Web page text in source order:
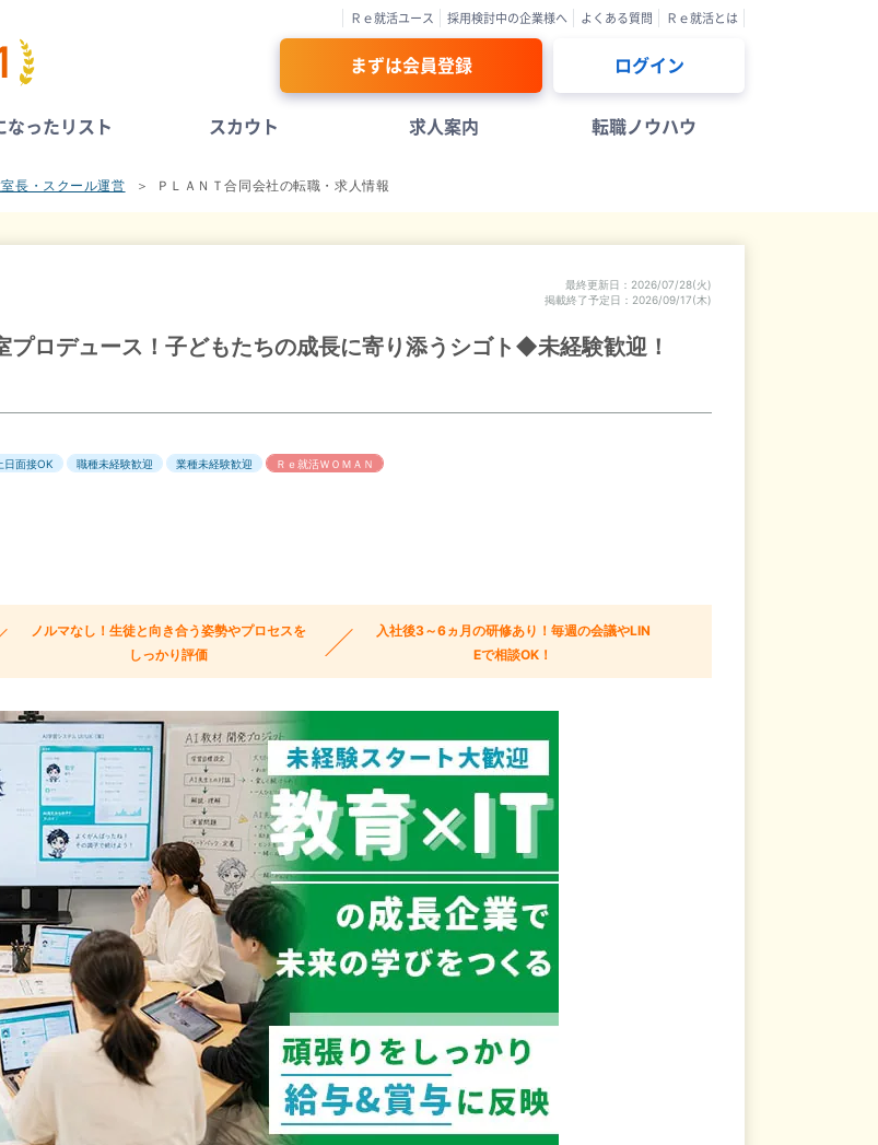
Ｒｅ就活ユース 採用検討中の企業様へ よくある質問 Ｒｅ就活とは
まずは会員登録 ログイン
なったリスト スカウト 求人案内 転職ノウハウ
長・スクール運営 ＰＬＡＮＴ合同会社の転職・求人情報
最終更新日
2026/07/28(火)
掲載終了予定日
2026/09/17(木)
プロデュース！子どもたちの成長に寄り添うシゴト◆未経験歓迎！
日面接OK 職種未経験歓迎 業種未経験歓迎 Ｒｅ就活ＷＯＭＡＮ
ノルマなし！生徒と向き合う姿勢やプロセスを
しっかり評価
入社後3～6ヵ月の研修あり！毎週の会議やLIN
Eで相談OK！